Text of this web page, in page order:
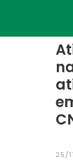
25/